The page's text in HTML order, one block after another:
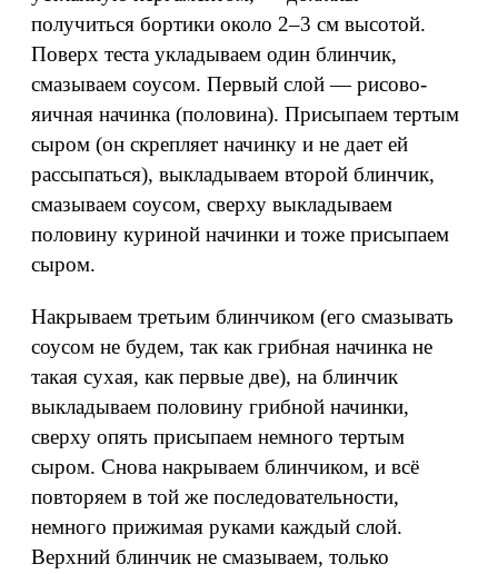
получиться бортики около 2–3 см высотой.
Поверх теста укладываем один блинчик,
смазываем соусом. Первый слой — рисово-
яичная начинка (половина). Присыпаем тертым
сыром (он скрепляет начинку и не дает ей
рассыпаться), выкладываем второй блинчик,
смазываем соусом, сверху выкладываем
половину куриной начинки и тоже присыпаем
сыром.
Накрываем третьим блинчиком (его смазывать
соусом не будем, так как грибная начинка не
такая сухая, как первые две), на блинчик
выкладываем половину грибной начинки,
сверху опять присыпаем немного тертым
сыром. Снова накрываем блинчиком, и всё
повторяем в той же последовательности,
немного прижимая руками каждый слой.
Верхний блинчик не смазываем, только